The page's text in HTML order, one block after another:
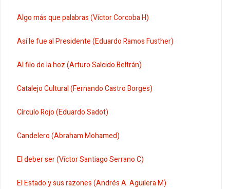
Algo más que palabras (Víctor Corcoba H)
Así le fue al Presidente (Eduardo Ramos Fusther)
Al filo de la hoz (Arturo Salcido Beltrán)
Catalejo Cultural (Fernando Castro Borges)
Círculo Rojo (Eduardo Sadot)
Candelero (Abraham Mohamed)
El deber ser (Víctor Santiago Serrano C)
El Estado y sus razones (Andrés A. Aguilera M)